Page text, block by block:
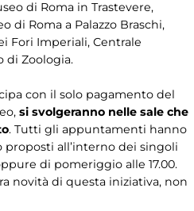
di Roma in Trastevere,
di Roma a Palazzo Braschi,
Fori Imperiali, Centrale
di Zoologia.
con il solo pagamento del
si svolgeranno nelle sale che
. Tutti gli appuntamenti hanno
proposti all’interno dei singoli
di pomeriggio alle 17.00.
novità di questa iniziativa, non